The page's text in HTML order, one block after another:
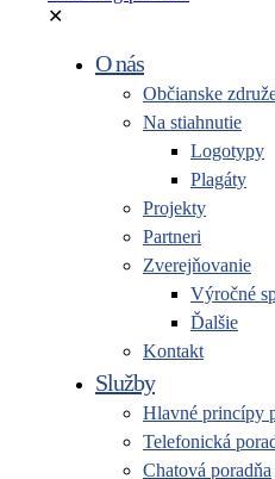
✕
O nás
Občianske
Na stiahnutie
Logotypy
Plagáty
Projekty
Partneri
Zverejňovanie
Výročné
Ďalšie
Kontakt
Služby
Hlavné princípy
Telefonická
Chatová poradňa